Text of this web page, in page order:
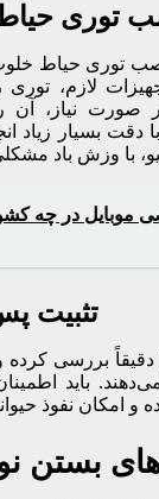
توری
توری حیاط
تجهیزات لازم،
صورت نیاز، آن
با دقت بسیار
موبایل در چه
تثبیت
دقیقاً بررسی کرده
باید
بستن